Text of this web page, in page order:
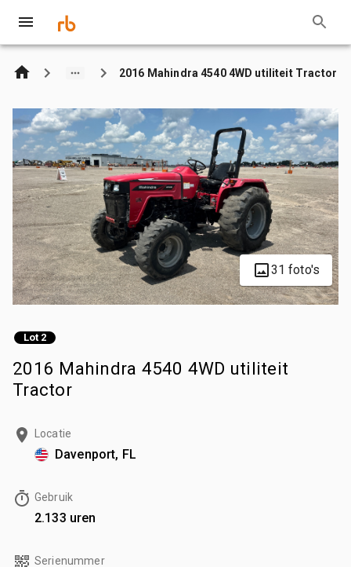
2016 Mahindra 4540 4WD utiliteit Tractor
31 foto's
Lot 2
2016 Mahindra 4540 4WD utiliteit
Tractor
Locatie
Davenport, FL
Gebruik
2.133 uren
Serienummer